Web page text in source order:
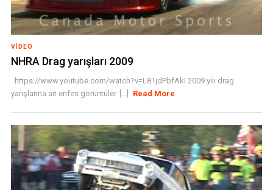
VIDEO
NHRA Drag yarışları 2009
https://www.youtube.com/watch?v=L81jdPbfAkI 2009 yılı drag
yarışlarına ait enfes görüntüler. [...]
Read More